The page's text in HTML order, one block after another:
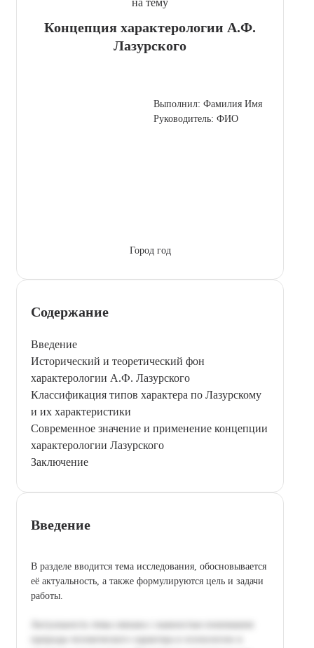
Концепция характерологии А.Ф.
Лазурского
Выполнил: Фамилия Имя
Руководитель: ФИО
Город год
Содержание
Введение
Исторический и теоретический фон
характерологии А.Ф. Лазурского
Классификация типов характера по Лазурскому
и их характеристики
Современное значение и применение концепции
характерологии Лазурского
Заключение
Введение
В разделе вводится тема исследования, обосновывается
её актуальность, а также формулируются цель и задачи
работы.